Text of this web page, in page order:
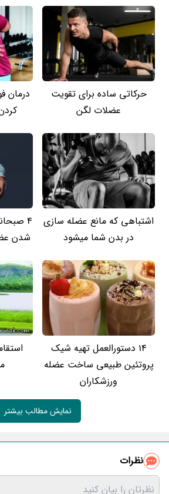
حرکاتی ساده برای تقویت
عضلات لگن
درمان
اشتباهی که مانع عضله سازی
در بدن شما میشود
4
شدن
14 دستورالعمل تهیه شیک
پروتئین طبیعی ساخت عضله
ورزشکاران
نمایش مطالب بیشتر
نظرات